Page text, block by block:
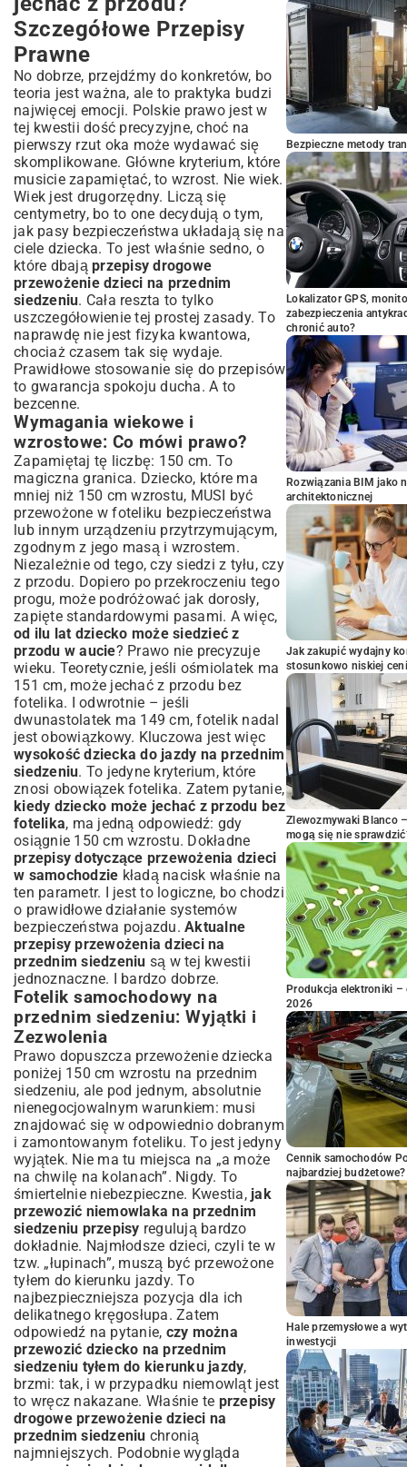
Szczegółowe Przepisy
Prawne
No dobrze, przejdźmy do konkretów, bo
teoria jest ważna, ale to praktyka budzi
najwięcej emocji. Polskie prawo jest w
tej kwestii dość precyzyjne, choć na
pierwszy rzut oka może wydawać się
skomplikowane. Główne kryterium, które
musicie zapamiętać, to wzrost. Nie wiek.
Wiek jest drugorzędny. Liczą się
centymetry, bo to one decydują o tym,
jak pasy bezpieczeństwa układają się na
ciele dziecka. To jest właśnie sedno, o
które dbają przepisy drogowe
przewożenie dzieci na przednim
siedzeniu. Cała reszta to tylko
uszczegółowienie tej prostej zasady. To
naprawdę nie jest fizyka kwantowa,
chociaż czasem tak się wydaje.
Prawidłowe stosowanie się do przepisów
to gwarancja spokoju ducha. A to
bezcenne.
Wymagania wiekowe i
wzrostowe: Co mówi prawo?
Zapamiętaj tę liczbę: 150 cm. To
magiczna granica. Dziecko, które ma
mniej niż 150 cm wzrostu, MUSI być
przewożone w foteliku bezpieczeństwa
lub innym urządzeniu przytrzymującym,
zgodnym z jego masą i wzrostem.
Niezależnie od tego, czy siedzi z tyłu, czy
z przodu. Dopiero po przekroczeniu tego
progu, może podróżować jak dorosły,
zapięte standardowymi pasami. A więc,
od ilu lat dziecko może siedzieć z
przodu w aucie? Prawo nie precyzuje
wieku. Teoretycznie, jeśli ośmiolatek ma
151 cm, może jechać z przodu bez
fotelika. I odwrotnie – jeśli
dwunastolatek ma 149 cm, fotelik nadal
jest obowiązkowy. Kluczowa jest więc
wysokość dziecka do jazdy na przednim
siedzeniu. To jedyne kryterium, które
znosi obowiązek fotelika. Zatem pytanie,
kiedy dziecko może jechać z przodu bez
fotelika, ma jedną odpowiedź: gdy
osiągnie 150 cm wzrostu. Dokładne
przepisy dotyczące przewożenia dzieci
w samochodzie kładą nacisk właśnie na
ten parametr. I jest to logiczne, bo chodzi
o prawidłowe działanie systemów
bezpieczeństwa pojazdu. Aktualne
przepisy przewożenia dzieci na
przednim siedzeniu są w tej kwestii
jednoznaczne. I bardzo dobrze.
Fotelik samochodowy na
przednim siedzeniu: Wyjątki i
Zezwolenia
Prawo dopuszcza przewożenie dziecka
poniżej 150 cm wzrostu na przednim
siedzeniu, ale pod jednym, absolutnie
nienegocjowalnym warunkiem: musi
znajdować się w odpowiednio dobranym
i zamontowanym foteliku. To jest jedyny
wyjątek. Nie ma tu miejsca na „a może
na chwilę na kolanach”. Nigdy. To
śmiertelnie niebezpieczne. Kwestia, jak
przewozić niemowlaka na przednim
siedzeniu przepisy regulują bardzo
dokładnie. Najmłodsze dzieci, czyli te w
tzw. „łupinach”, muszą być przewożone
tyłem do kierunku jazdy. To
najbezpieczniejsza pozycja dla ich
delikatnego kręgosłupa. Zatem
odpowiedź na pytanie, czy można
przewozić dziecko na przednim
siedzeniu tyłem do kierunku jazdy,
brzmi: tak, i w przypadku niemowląt jest
to wręcz nakazane. Właśnie te przepisy
drogowe przewożenie dzieci na
przednim siedzeniu chronią
najmniejszych. Podobnie wygląda
Bezpieczne metody
Lokalizator GPS,
zabezpieczenia
chronić auto?
Rozwiązania BIM jako
architektonicznej
Jak zakupić wydajny
stosunkowo niskiej
Zlewozmywaki Blanco
mogą się nie
Produkcja elektroniki –
2026
Cennik samochodów
najbardziej budżetowe?
Hale przemysłowe a
inwestycji